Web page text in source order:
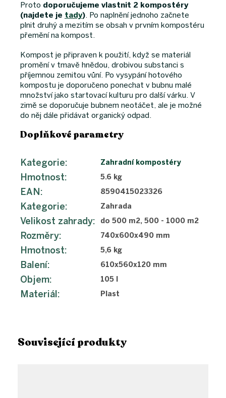
Související produkty
Proto doporučujeme vlastnit 2 kompostéry
(najdete je tady). Po naplnění jednoho začnete
plnit druhý a mezitím se obsah v prvním kompostéru
přemění na kompost.
Kompost je připraven k použití, když se materiál
promění v tmavě hnědou, drobivou substanci s
příjemnou zemitou vůní. Po vysypání hotového
kompostu je doporučeno ponechat v bubnu malé
množství jako startovací kulturu pro další várku. V
zimě se doporučuje bubnem neotáčet, ale je možné
do něj dále přidávat organický odpad.
Doplňkové parametry
Kategorie: Zahradní kompostéry
Hmotnost: 5.6 kg
EAN: 8590415023326
Kategorie: Zahrada
Velikost zahrady: do 500 m2, 500 - 1000 m2
Rozměry: 740x600x490 mm
Hmotnost: 5,6 kg
Balení: 610x560x120 mm
Objem: 105 l
Materiál: Plast